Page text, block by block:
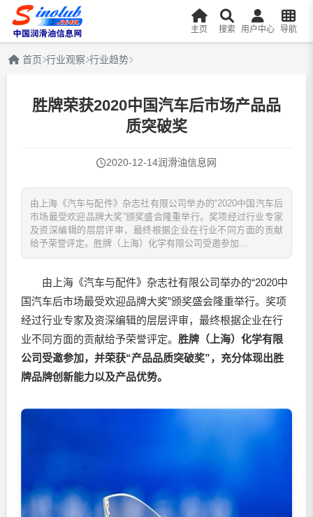
主页 搜索 用户中心 导航
首页 行业观察 行业趋势
胜牌荣获2020中国汽车后市场产品品
质突破奖
2020-12-14润滑油信息网
由上海《汽车与配件》杂志社有限公司举办的“2020中国汽车后
市场最受欢迎品牌大奖”颁奖盛会隆重举行。奖项经过行业专家
及资深编辑的层层评审，最终根据企业在行业不同方面的贡献
给予荣誉评定。胜牌（上海）化学有限公司受邀参加...
由上海《汽车与配件》杂志社有限公司举办的“2020中
国汽车后市场最受欢迎品牌大奖”颁奖盛会隆重举行。奖项
经过行业专家及资深编辑的层层评审，最终根据企业在行
业不同方面的贡献给予荣誉评定。 胜牌（上海）化学有限
公司受邀参加，并荣获“产品品质突破奖”，充分体现出胜
牌品牌创新能力以及产品优势。